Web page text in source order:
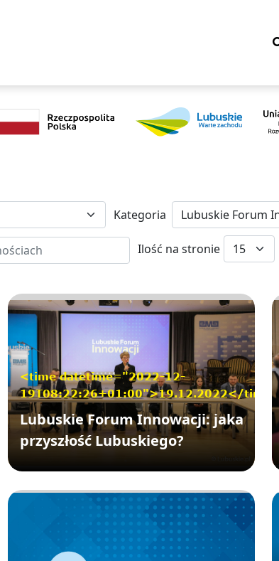
Kategoria
Ilość na stronie
<time datetime="2022-12-
19T08:22:26+01:00">19.12.2022</time>
Lubuskie Forum Innowacji: jaka
przyszłość Lubuskiego?